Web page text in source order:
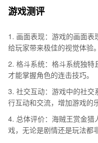
游戏测评
1. 画面表现：游戏的画面表
给玩家带来极佳的视觉体验。
2. 格斗系统：格斗系统独特
才能掌握角色的连击技巧。
3. 社交互动：游戏中的社交
行互动和交流，增加游戏的
4. 总体评价：海贼王赏金猎
戏，无论是剧情还是玩法都